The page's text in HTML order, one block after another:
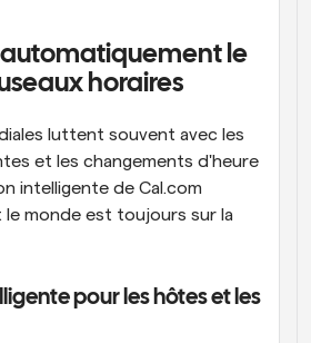
automatiquement le
horaires
luttent souvent avec les
et les changements d'heure
intelligente de Cal.com
monde est toujours sur la
pour les hôtes et les